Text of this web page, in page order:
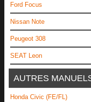
Ford Focus
Nissan Note
Peugeot 308
SEAT Leon
AUTRES
Honda Civic (FE/FL)